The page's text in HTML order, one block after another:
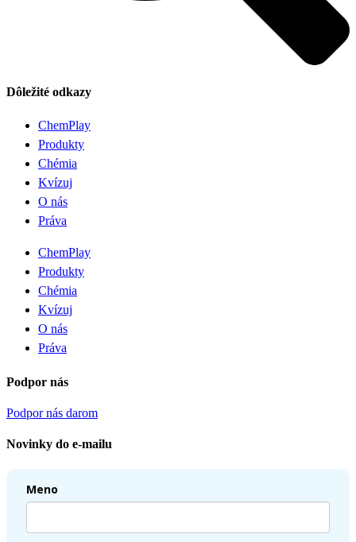
Dôležité odkazy
ChemPlay
Produkty
Chémia
Kvízuj
O nás
Práva
ChemPlay
Produkty
Chémia
Kvízuj
O nás
Práva
Podpor nás
Podpor nás darom
Novinky do e-mailu
Meno